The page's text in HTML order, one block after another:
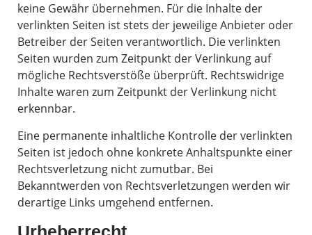
keine Gewähr übernehmen. Für die Inhalte der
verlinkten Seiten ist stets der jeweilige Anbieter oder
Betreiber der Seiten verantwortlich. Die verlinkten
Seiten wurden zum Zeitpunkt der Verlinkung auf
mögliche Rechtsverstöße überprüft. Rechtswidrige
Inhalte waren zum Zeitpunkt der Verlinkung nicht
erkennbar.
Eine permanente inhaltliche Kontrolle der verlinkten
Seiten ist jedoch ohne konkrete Anhaltspunkte einer
Rechtsverletzung nicht zumutbar. Bei
Bekanntwerden von Rechtsverletzungen werden wir
derartige Links umgehend entfernen.